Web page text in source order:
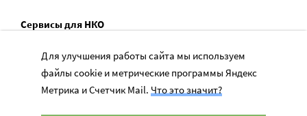
Сервисы для НКО
Спецпроекты
Социальное служение
Для улучшения работы сайта мы используем
файлы cookie и метрические программы Яндекс
Метрика и Счетчик Mail. Что это значит?